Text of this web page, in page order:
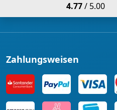
4.77/ 5.00
Zahlungsweisen